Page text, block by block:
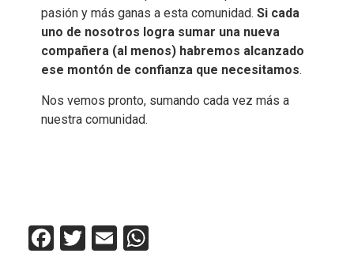
pasión y más ganas a esta comunidad. Si cada
uno de nosotros logra sumar una nueva
compañera (al menos) habremos alcanzado
ese montón de confianza que necesitamos.
Nos vemos pronto, sumando cada vez más a
nuestra comunidad.
Facebook
Twitter
Email